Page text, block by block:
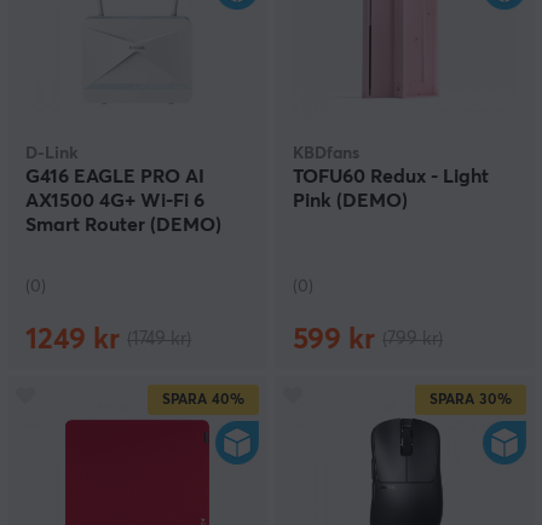
D-Link
G416 EAGLE PRO AI
AX1500 4G+ Wi-Fi 6
Smart Router (DEMO)
(0)
1249 kr
KBDfans
TOFU60 Redux - Light
Pink (DEMO)
(0)
599 kr
SPARA 40% SPARA 30%